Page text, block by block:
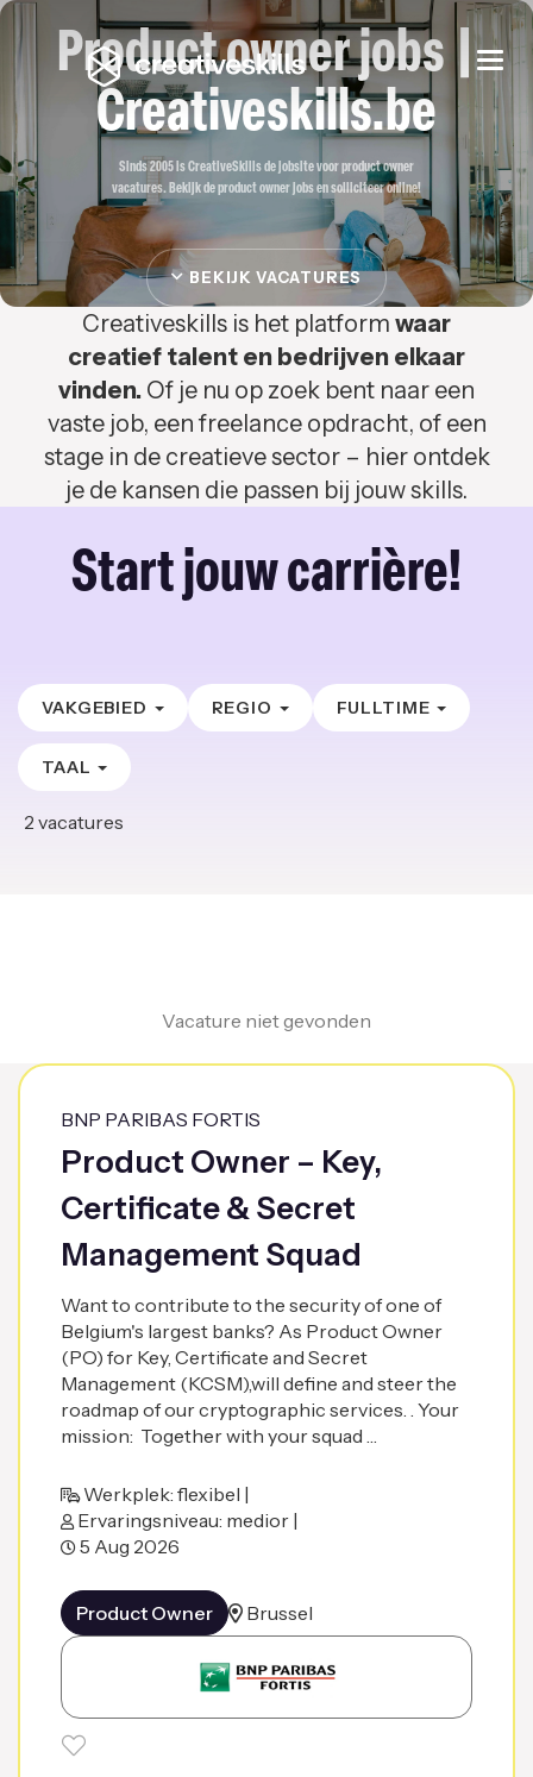
Product owner jobs |
Creativeskills.be
Sinds 2005 is CreativeSkills de jobsite voor product owner
vacatures. Bekijk de product owner jobs en solliciteer online!
BEKIJK VACATURES
Creativeskills is het platform waar
creatief talent en bedrijven elkaar
vinden. Of je nu op zoek bent naar een
vaste job, een freelance opdracht, of een
stage in de creatieve sector – hier ontdek
je de kansen die passen bij jouw skills.
Start jouw carrière!
VAKGEBIED REGIO FULLTIME
TAAL
2 vacatures
Vacature niet gevonden
BNP PARIBAS FORTIS
Product Owner – Key,
Certificate & Secret
Management Squad
Want to contribute to the security of one of
Belgium's largest banks? As Product Owner
(PO) for Key, Certificate and Secret
Management (KCSM),will define and steer the
roadmap of our cryptographic services. . Your
mission: Together with your squad …
Werkplek: flexibel |
Ervaringsniveau: medior |
5 Aug 2026
Product Owner Brussel